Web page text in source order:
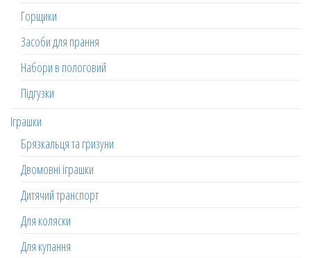
Горщики
Засоби для прання
Набори в пологовий
Підгузки
Іграшки
Брязкальця та гризуни
Двомовні іграшки
Дитячий транспорт
Для коляски
Для купання